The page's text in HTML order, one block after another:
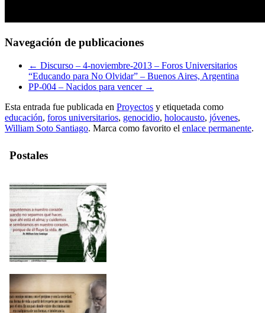
Navegación de publicaciones
← Discurso – 4-noviembre-2013 – Foros Universitarios
“Educando para No Olvidar” – Buenos Aires, Argentina
PP-004 – Nacidos para vencer →
Esta entrada fue publicada en Proyectos y etiquetada como
educación, foros universitarios, genocidio, holocausto, jóvenes,
William Soto Santiago. Marca como favorito el enlace permanente.
Postales